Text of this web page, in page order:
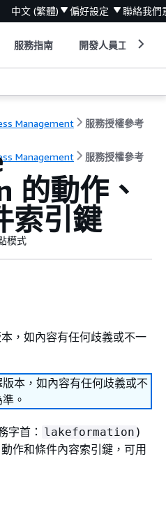
中文 (繁體) 偏好設定 聯絡我們
服務指南 開發人員工具
Management 服務授權參考
Management 服務授權參考
的動作、
索引鍵
模式
，如內容有任何歧義或不一
本，如內容有任何歧義或不
。
字首： lakeformation )
作和條件內容索引鍵，可用